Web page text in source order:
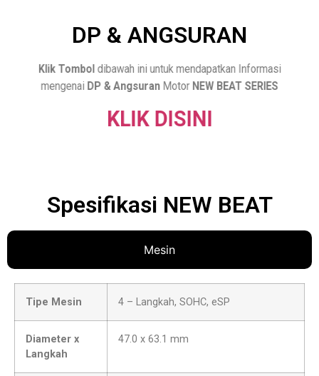
DP & ANGSURAN
Klik Tomboldibawah ini untuk mendapatkan Informasi
mengenai DP & AngsuranMotor NEW BEAT SERIES
KLIK DISINI
Spesifikasi NEW BEAT
Mesin
Tipe Mesin 4 – Langkah, SOHC, eSP
Diameter x
Langkah
47.0 x 63.1 mm